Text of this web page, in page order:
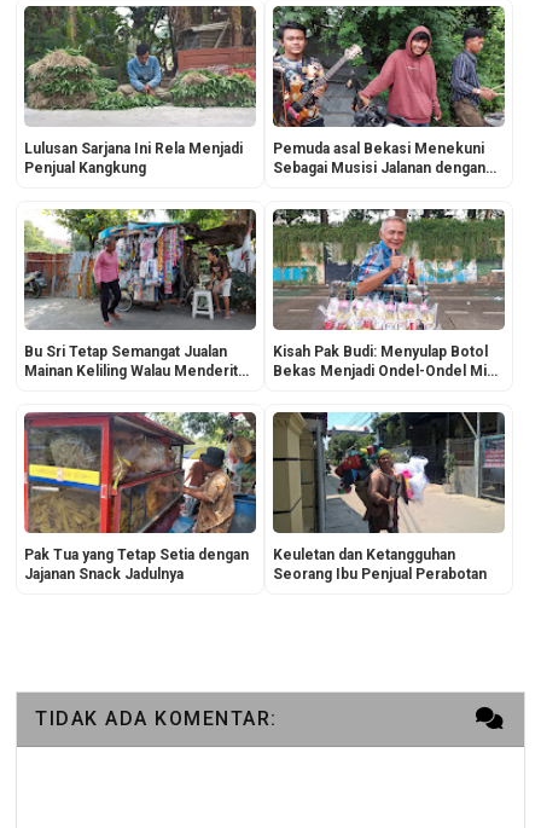
Lulusan Sarjana Ini Rela Menjadi
Penjual Kangkung
Pemuda asal Bekasi Menekuni
Sebagai Musisi Jalanan dengan
Bu Sri Tetap Semangat Jualan
Mainan Keliling Walau Menderita
Kisah Pak Budi: Menyulap Botol
Bekas Menjadi Ondel-Ondel Mini
Pak Tua yang Tetap Setia dengan
Jajanan Snack Jadulnya
Keuletan dan Ketangguhan
Seorang Ibu Penjual Perabotan
TIDAK ADA KOMENTAR: